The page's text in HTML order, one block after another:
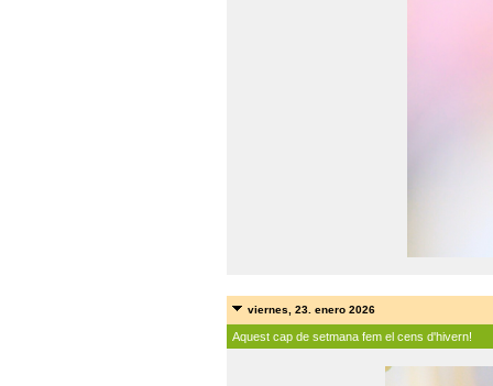
viernes, 23. enero 2026
Aquest cap de setmana fem el cens d'hivern!